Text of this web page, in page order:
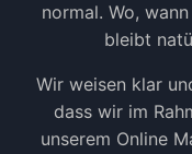
normal. Wo,
bleibt
Wir weisen klar
dass wir im
unserem Online